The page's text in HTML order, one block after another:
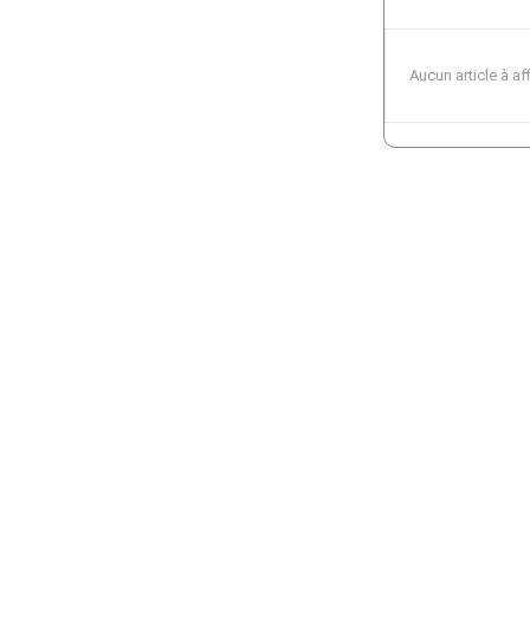
Aucun article à